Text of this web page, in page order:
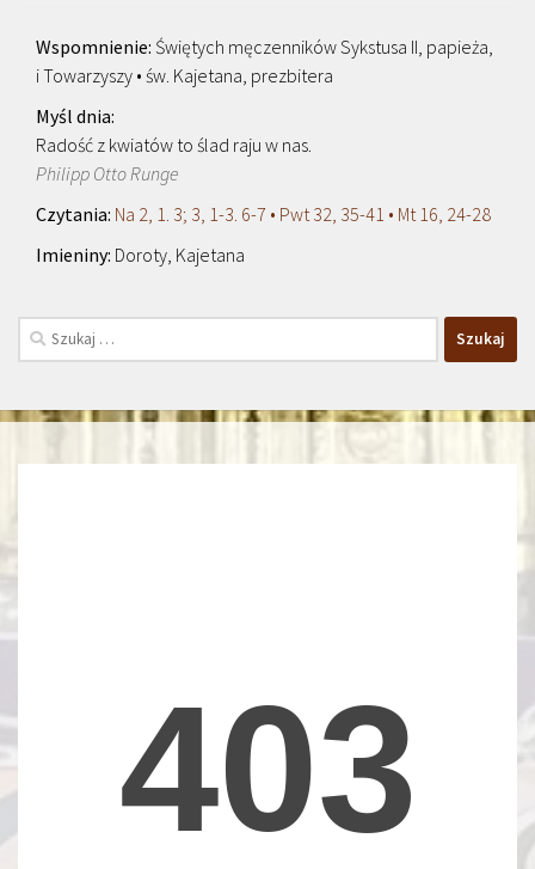
Świętych męczenników Sykstusa II, papieża,
i Towarzyszy • św. Kajetana, prezbitera
Radość z kwiatów to ślad raju w nas.
Philipp Otto Runge
Na 2, 1. 3; 3, 1-3. 6-7 • Pwt 32, 35-41 • Mt 16, 24-28
Doroty, Kajetana
Szukaj: